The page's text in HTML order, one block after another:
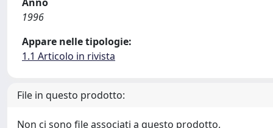
1996
Appare nelle tipologie:
1.1 Articolo in rivista
File in questo prodotto:
Non ci sono file associati a questo prodotto.